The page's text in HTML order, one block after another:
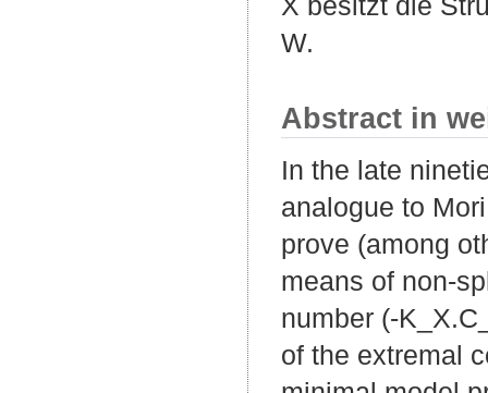
W.
Abstract in
In the late
analogue to
prove (among
means of non-
number (-
of the extremal